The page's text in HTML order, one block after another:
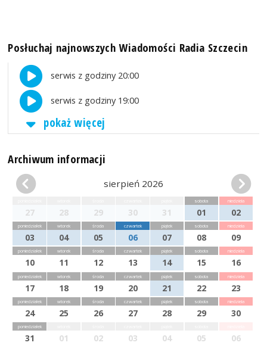
Posłuchaj najnowszych Wiadomości Radia Szczecin
serwis z godziny 20:00
serwis z godziny 19:00
pokaż więcej
Archiwum informacji
sierpień 2026
27 28 29 30 31
sobota
01
niedziela
02
poniedziałek
03
wtorek
04
środa
05
czwartek
06
piątek
07
sobota
08
niedziela
09
poniedziałek
10
wtorek
11
środa
12
czwartek
13
piątek
14
sobota
15
niedziela
16
poniedziałek
17
wtorek
18
środa
19
czwartek
20
piątek
21
sobota
22
niedziela
23
poniedziałek
24
wtorek
25
środa
26
czwartek
27
piątek
28
sobota
29
niedziela
30
poniedziałek
31 01 02 03 04 05 06